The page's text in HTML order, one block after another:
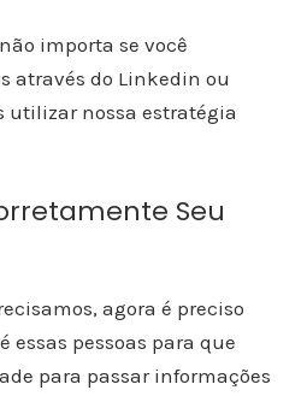
importa se você
através do Linkedin ou
utilizar nossa estratégia
Seu
agora é preciso
essas pessoas para que
para passar informações